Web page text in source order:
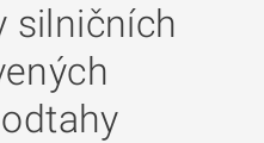
silničních